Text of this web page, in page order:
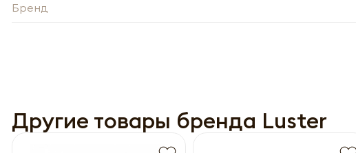
Бренд
Другие товары бренда Luster